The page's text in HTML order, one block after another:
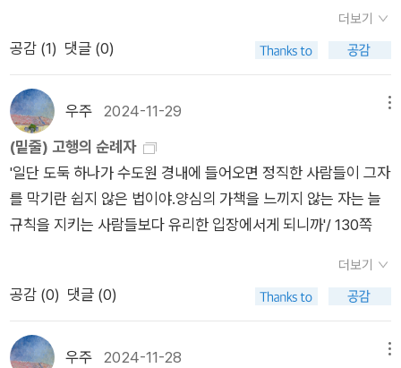
사가 슈루즈베리 성 바오로 수도원에서 진행될예정이라고 했단
다. 1.성 위니프리드 축제는 6월 22일에 열릴예정으로 축제에 참
키아란과 매슈라는 젊은이들이있었어. 키아란은 3주 동안 맨발
로 걸어와서 발에 많은 상처가나서 캐드펠 수사에게 치료를 받으
러 왔단다. 키아란은 내면의 병이 더 고통스럽다면서, 자신은 죽
을 병에 걸려서 이번 순례가 죽음의 순례길이라고 했어. 캐드펠수
사는 키아란에게 신발을 신어도 신의 특권을 받을 수 있다고 충고
했단다. 매슈는 순례길 동안 키아란을옆에서 함께 하면서 보호해
남매가 있었어. 멜랑에흘은 오는길에 매슈를 알게 되었는데 둘은
사랑에 빠졌단다. 흐륀은 다리 뼈 통증을 앓고 있어서 목발을 쥐
고 절룩거리며걸었는데 신의 은총을 받기 위해서 수도원에 온 것
이란다. 축제 기간에 많은 사람들이 모이다 보니, 범죄 패거리들
야기가 언급되어서 깜놀했는데..'얼음속의 여인' 속 인물들도 다
시 등장하고,'성소의 참새' 속 인물들이 자연스게 등장해서 놀랐
세실리를 연상시키는 줄리아나로 언급되서..(아 줄리..아나) 웃음
이 났고, 성소...에서 할머니에게 믿음 받지 못했던 대니얼이, 왜
믿음에 부합되지 못하는 인물인지..에 대해 그려진 것 같아 웃음
이 났다.'맙소사!' 대니얼은 손가락 관절을 잘근잘근 깨물며 중얼
거렸다.'내가 왜 그 여자 곁에 얼쩡거렸을까' 정말 미쳤지! 하지만
당신한테 맹세해.마저리 그게 전부였어 그래 그날 난 세실리한테
갔었어... 그리고 이제 다시는 안 갈 거야.정말이야! 아 여보 나 좀
도와줘....이제 어떻게 하면 좋지?'/219쪽 아내(마저리)에게 더이
상 바람 피지 않겠다고, 새롭게 출발하겠다고 했는데..고행.. 편에
서도 그는 여전히 밤에 즐기는 놀이에 빠져 있는 모양이다...
더보기
공감 (1) 댓글 (0)
우주 2024-11-29
(밑줄) 고행의 순례자
'일단 도둑 하나가 수도원 경내에 들어오면 정직한 사람들이 그자
를 막기란 쉽지 않은 법이야.양심의 가책을 느끼지 않는 자는 늘
규칙을 지키는 사람들보다 유리한 입장에서게 되니까'/ 130쪽
더보기
공감 (0) 댓글 (0)
우주 2024-11-28